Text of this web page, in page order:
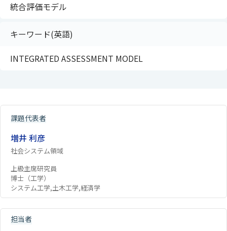
統合評価モデル
キーワード(英語)
INTEGRATED ASSESSMENT MODEL
課題代表者
増井 利彦
社会システム領域
上級主席研究員
博士（工学）
システム工学,土木工学,経済学
担当者